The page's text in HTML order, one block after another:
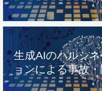
生成AIのハルシ
ョンによる事故
事例